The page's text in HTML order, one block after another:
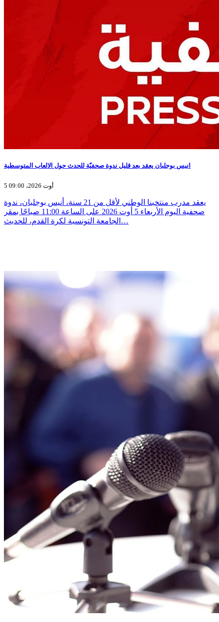
انيس بوجلبان يعقد بعد قليل ندوة صحفيّة للحدث حول الالعاب المتوسطية
5 أوت 2026، 09:00
يعقد مدرب منتخبنا الوطني لأقل من 21 سنة، أنيس بوجلبان، ندوة
صحفية اليوم الأربعاء 5 أوت 2026 على الساعة 11:00 صباحًا بمقر
الجامعة التونسية لكرة القدم، للحديث…